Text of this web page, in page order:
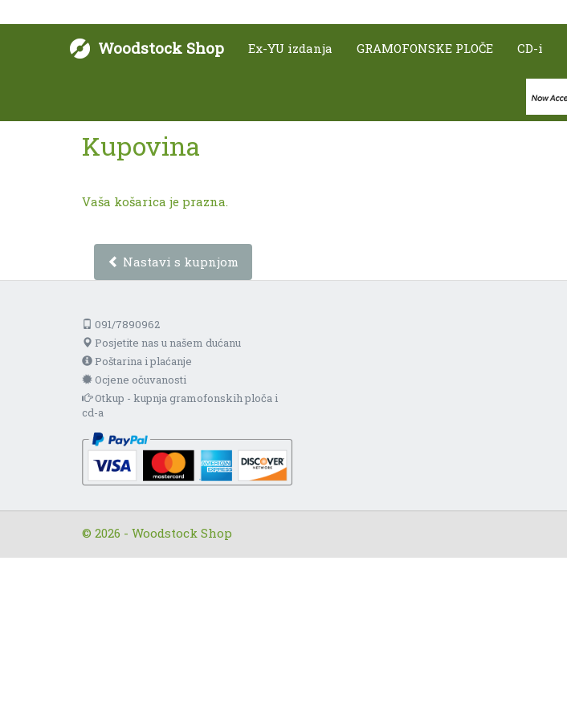
Woodstock Shop Ex-YU izdanja GRAMOFONSKE PLOČE CD-i
Kupovina
Vaša košarica je prazna.
Nastavi s kupnjom
091/7890962
Posjetite nas u našem dućanu
Poštarina i plaćanje
Ocjene očuvanosti
Otkup - kupnja gramofonskih ploča i
cd-a
© 2026 - Woodstock Shop